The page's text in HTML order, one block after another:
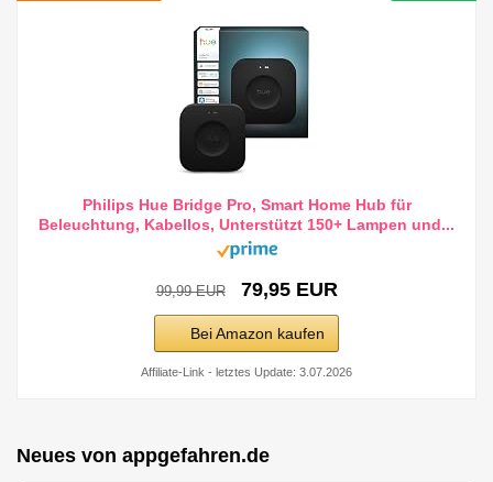
Philips Hue Bridge Pro, Smart Home Hub für
Beleuchtung, Kabellos, Unterstützt 150+ Lampen und...
99,99 EUR 79,95 EUR
Bei Amazon kaufen
Affiliate-Link - letztes Update: 3.07.2026
Neues von appgefahren.de